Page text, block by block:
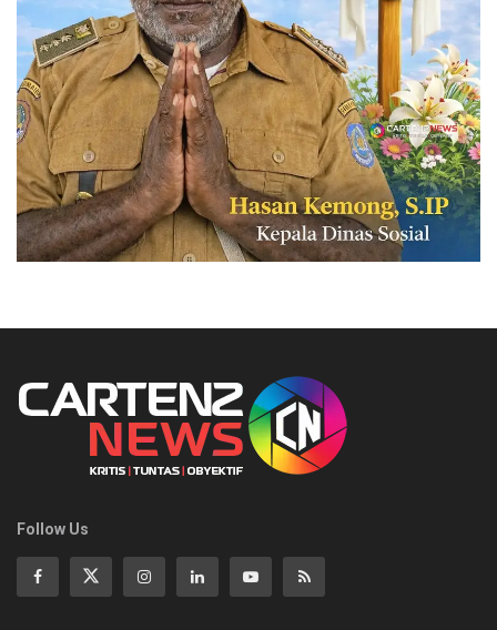
Follow Us